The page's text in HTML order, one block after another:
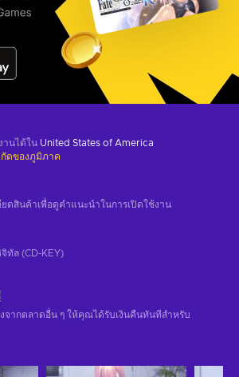
านได้ใน United States of America
ดของภูมิภาค
ยดสินค้าเพื่อดูคำแนะนำในการเปิดใช้งาน
ทัล (CD-KEY)
จากตลาดอื่น ๆ ให้คุณได้รับเงินคืนทันทีสําหรับ